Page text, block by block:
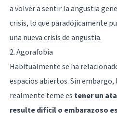
a volver a sentir la angustia
crisis, lo que paradójicamente
una nueva crisis de angustia.
2. Agorafobia
Habitualmente se ha
espacios abiertos. Sin embargo,
realmente teme es tener un
resulte difícil o embarazoso